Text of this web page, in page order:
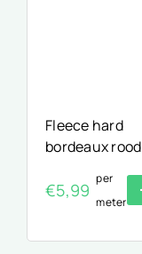
Fleece hard
bordeaux rood
€5,99
per
meter